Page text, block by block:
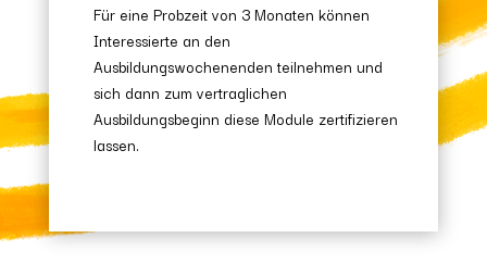
Für eine Probzeit von 3 Monaten können
Interessierte an den
Ausbildungswochenenden teilnehmen und
sich dann zum vertraglichen
Ausbildungsbeginn diese Module zertifizieren
lassen.